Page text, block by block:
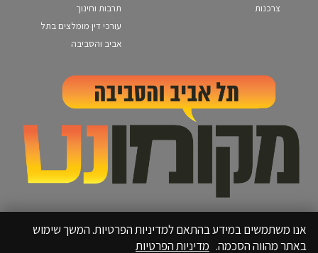
צרכנות
תרבות וחינוך
עורכי דין מומלצים בתל
אביב והסביבה
אנו משתמשים במידע בהתאם למדיניות הפרטיות. המשך שימוש
באתר מהווה הסכמה. מדיניות הפרטיות